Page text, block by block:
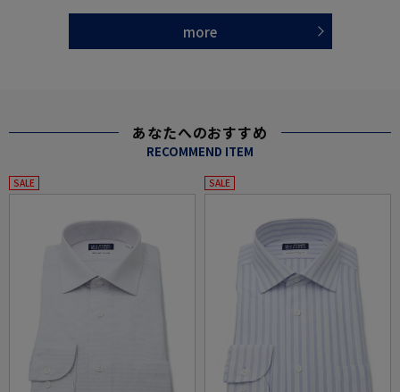
more
あなたへのおすすめ
RECOMMEND ITEM
SALE SALE